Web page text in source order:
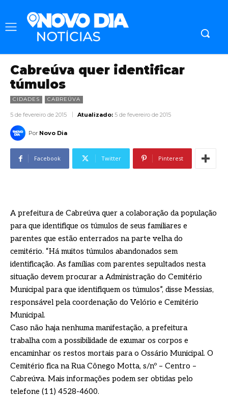
Cabreúva quer identificar
túmulos
CIDADES CABREÚVA
5 de fevereiro de 2015 Atualizado: 5 de fevereiro de 2015
Por Novo Dia
Facebook Twitter Pinterest
A prefeitura de Cabreúva quer a colaboração da população
para que identifique os túmulos de seus familiares e
parentes que estão enterrados na parte velha do
cemitério. “Há muitos túmulos abandonados sem
identificação. As famílias com parentes sepultados nesta
situação devem procurar a Administração do Cemitério
Municipal para que identifiquem os túmulos”, disse Messias,
responsável pela coordenação do Velório e Cemitério
Municipal.
Caso não haja nenhuma manifestação, a prefeitura
trabalha com a possibilidade de exumar os corpos e
encaminhar os restos mortais para o Ossário Municipal. O
Cemitério fica na Rua Cônego Motta, s/nº – Centro –
Cabreúva. Mais informações podem ser obtidas pelo
telefone (11) 4528-4600.